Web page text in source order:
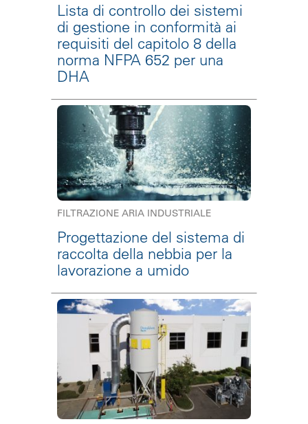
Lista di controllo dei sistemi
di gestione in conformità ai
requisiti del capitolo 8 della
norma NFPA 652 per una
DHA
FILTRAZIONE ARIA INDUSTRIALE
Progettazione del sistema di
raccolta della nebbia per la
lavorazione a umido